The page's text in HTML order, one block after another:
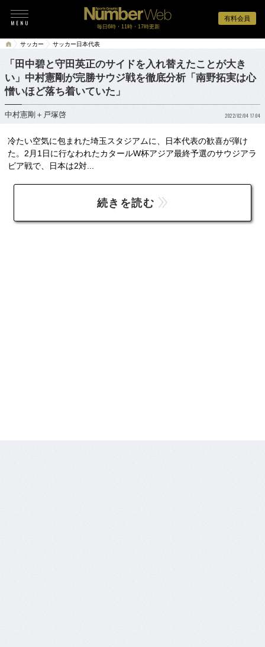
有料会員
毎日6時・11時・17時更新
サッカー サッカー日本代表
「田中碧と守田英正のサイドを入れ替えたことが大き
い」中村憲剛が完勝サウジ戦を徹底分析「南野拓実は心
憎いほど落ち着いていた」
中村憲剛＋戸塚啓 2022/02/04 17:04
冷たい空気に包まれた埼玉スタジアムに、日本代表の歓喜が弾け
た。2月1日に行なわれたカタールW杯アジア最終予選のサウジアラ
ビア戦で、日本は2対...
続きを読む